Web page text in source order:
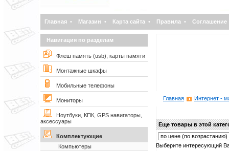
Главная • Магазин • Карта сайта • Правила • Соглашение
Навигация по разделам
Флеш память (usb), карты памяти
Монтажные шкафы
Мобильные телефоны
Мониторы
Ноутбуки, КПК, GPS навигаторы,
аксессуары
Комплектующие
Компьютеры
Главная Интернет -
Еще товары в этой
Выберите интересующий